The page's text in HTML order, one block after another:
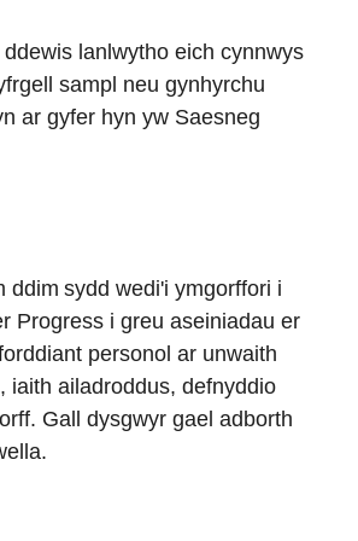
lanlwytho eich cynnwys
sampl neu gynhyrchu
ar gyfer hyn yw Saesneg
sydd wedi'i ymgorffori i
Progress i greu aseiniadau er
personol ar unwaith
iaith ailadroddus, defnyddio
Gall dysgwyr gael adborth